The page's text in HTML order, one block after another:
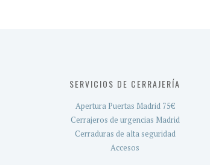
SERVICIOS DE CERRAJERÍA
Apertura Puertas Madrid 75€
Cerrajeros de urgencias Madrid
Cerraduras de alta seguridad
Accesos